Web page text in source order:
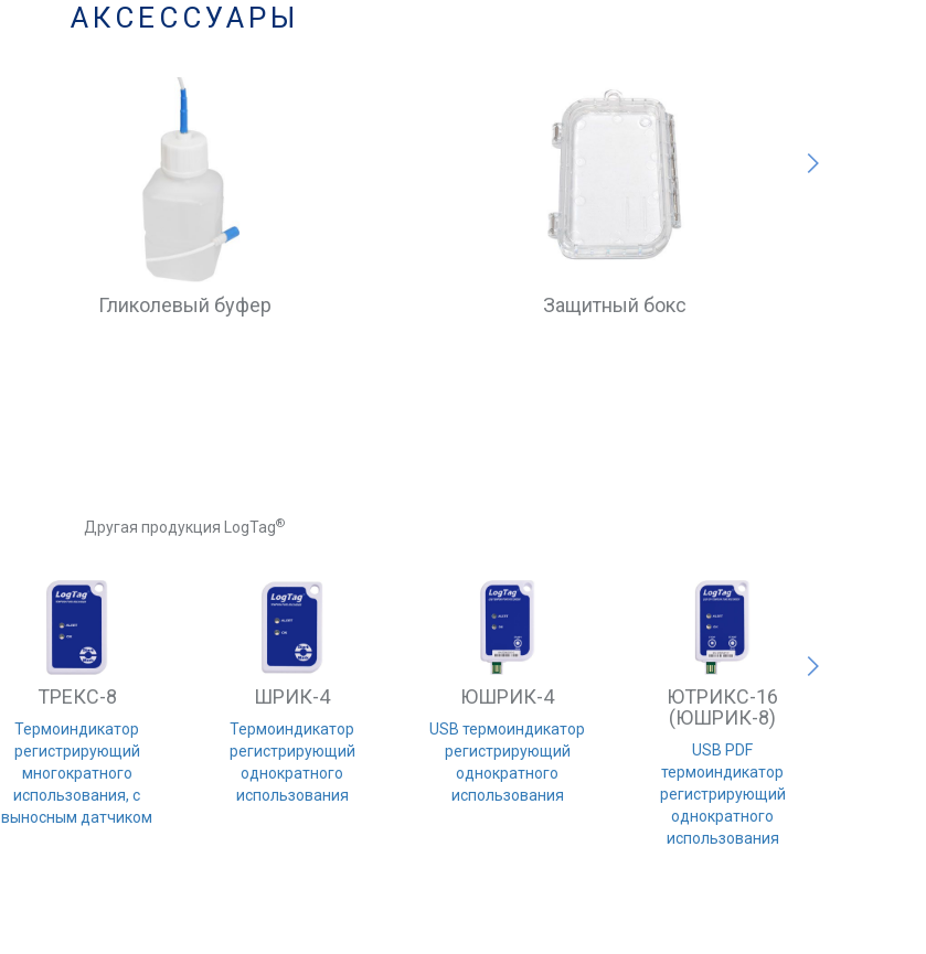
АКСЕССУАРЫ
Гликолевый буфер Защитный бокс
Другая продукция LogTag®
ТРЕКС-8
Термоиндикатор
регистрирующий
многократного
использования, с
выносным датчиком
ШРИК-4
Термоиндикатор
регистрирующий
однократного
использования
ЮШРИК-4
USB термоиндикатор
регистрирующий
однократного
использования
ЮТРИКС-16
(ЮШРИК-8)
USB PDF
термоиндикатор
регистрирующий
однократного
использования